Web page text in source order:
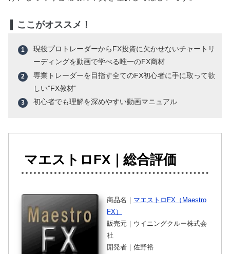
ここがオススメ！
現役プロトレーダーからFX投資に欠かせないチャートリ
ーディングを動画で学べる唯一のFX商材
専業トレーダーを目指す全てのFX初心者に手に取って欲
しい”FX教材”
初心者でも理解を深めやすい動画マニュアル
マエストロFX｜総合評価
商品名｜ マエストロFX（Maestro
FX）
販売元｜ウイニングクルー株式会
社
開発者｜佐野裕